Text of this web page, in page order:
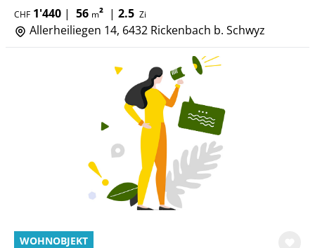
CHF 1'440 | 56 m² | 2.5 Zi
Allerheiliegen 14, 6432 Rickenbach b. Schwyz
WOHNOBJEKT